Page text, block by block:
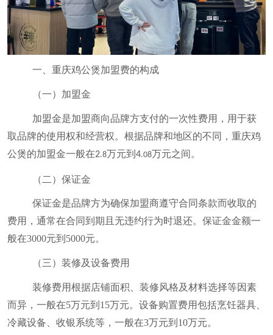
一、重庆鸡公煲加盟费的构成
（一）加盟金
加盟金是加盟商向品牌方支付的一次性费用，用于获
取品牌的使用权和经营权。根据品牌和地区的不同，重庆鸡
公煲的加盟金一般在2.8万元到 4.08万元之间。
（二）保证金
保证金是品牌方为确保加盟商遵守合同条款而收取的
费用，通常在合同到期且无违约行为时退还。保证金金额一
般在3000元到 5000元。
（三）装修及设备费用
装修费用根据店铺面积、装修风格及材料选择等因素
而异，一般在5万元到 15万元。设备购置费用包括烹饪器具、
冷藏设备、收银系统等，一般在3万元到 10万元。